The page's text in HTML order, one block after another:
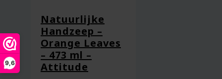
9,6
Natuurlijke
Handzeep –
Orange Leaves
– 473 ml –
Attitude